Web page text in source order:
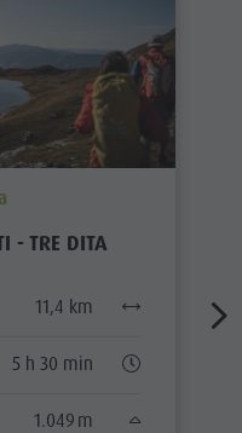
- TRE DITA
11,4 km
5 h 30 min
1.049 m